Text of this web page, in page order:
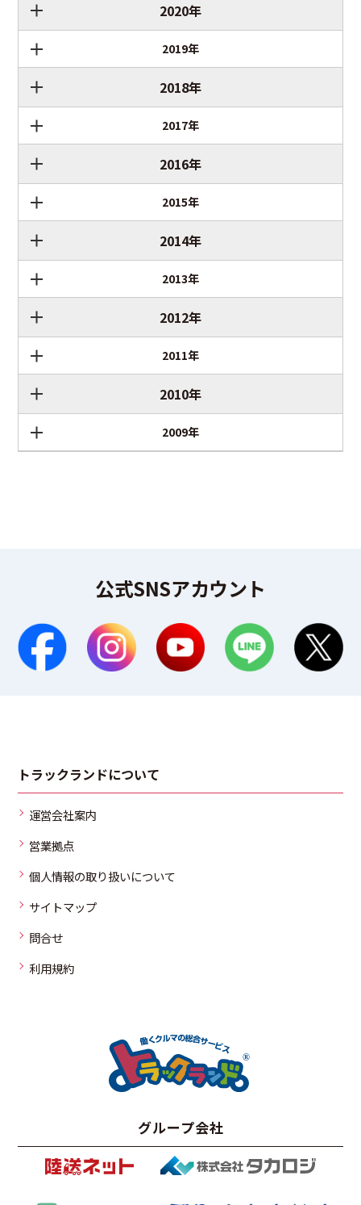
2020年
2019年
2018年
2017年
2016年
2015年
2014年
2013年
2012年
2011年
2010年
2009年
公式SNSアカウント
トラックランドについて
運営会社案内
営業拠点
個人情報の取り扱いについて
サイトマップ
問合せ
利用規約
グループ会社